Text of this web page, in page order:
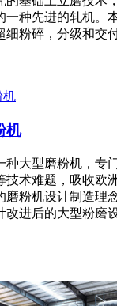
一种先进的轧机。
细粉碎，分级和交
机
种大型磨粉机，专
技术难题，吸收欧
磨粉机设计制造理
改进后的大型粉磨